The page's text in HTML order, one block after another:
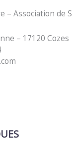
– Association de
– 17120 Cozes